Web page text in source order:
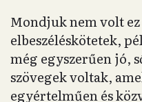
Mondjuk nem volt
elbeszéléskötetek,
még egyszerűen jó,
szövegek voltak,
egyértelműen és